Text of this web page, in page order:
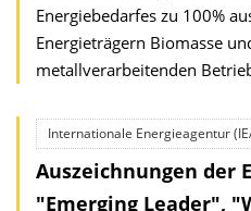
Energiebedarfes zu 100%
Energieträgern Biomasse
metallverarbeitenden
Internationale Energieagentur
Auszeichnungen der
"Emerging Leader",